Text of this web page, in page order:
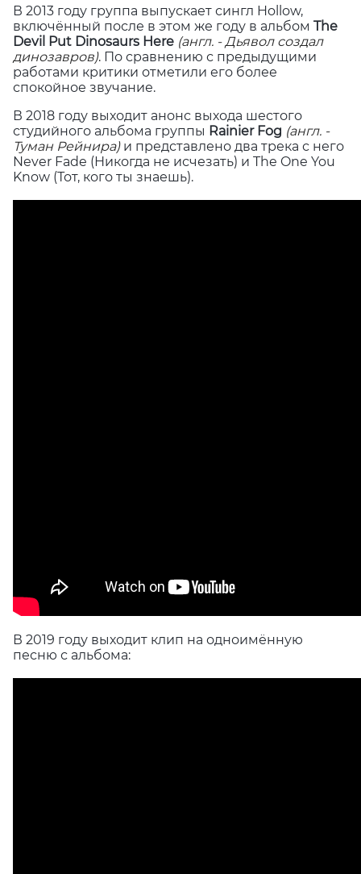
В 2013 году группа выпускает сингл Hollow,
включённый после в этом же году в альбом The
Devil Put Dinosaurs Here (англ. - Дьявол создал
динозавров). По сравнению с предыдущими
работами критики отметили его более
спокойное звучание.
В 2018 году выходит анонс выхода шестого
студийного альбома группы Rainier Fog (англ. -
Туман Рейнира) и представлено два трека с него
Never Fade (Никогда не исчезать) и The One You
Know (Тот, кого ты знаешь).
В 2019 году выходит клип на одноимённую
песню с альбома: